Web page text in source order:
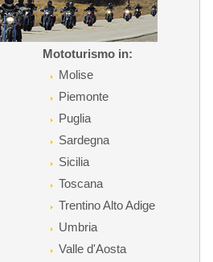
Mototurismo in:
Molise
Piemonte
Puglia
Sardegna
Sicilia
Toscana
Trentino Alto Adige
Umbria
Valle d'Aosta